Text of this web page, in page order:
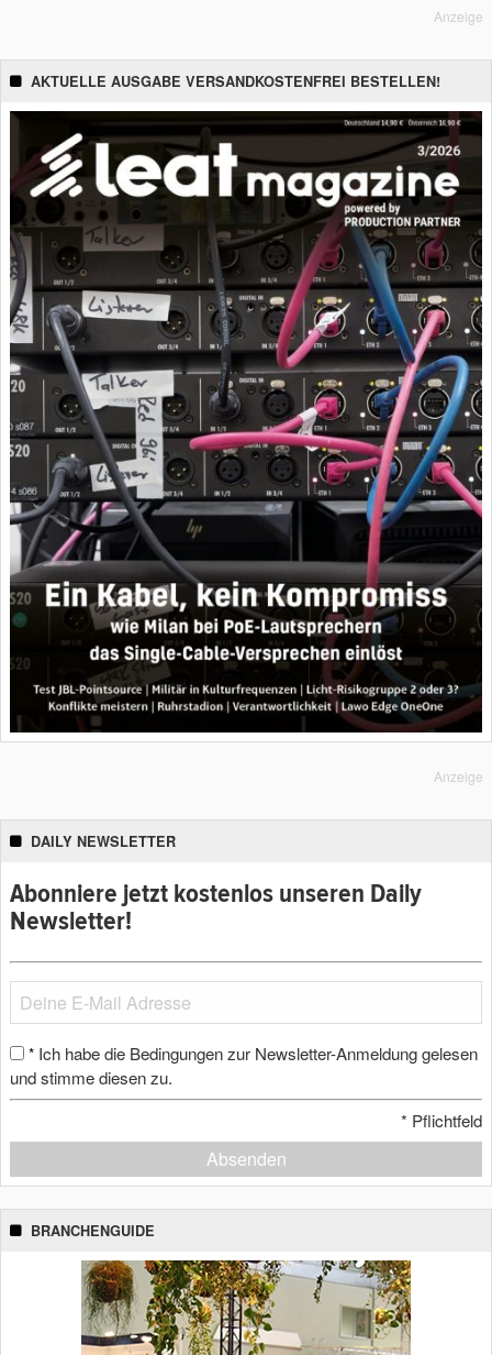
Anzeige
AKTUELLE AUSGABE VERSANDKOSTENFREI BESTELLEN!
Anzeige
DAILY NEWSLETTER
Abonniere jetzt kostenlos unseren Daily
Newsletter!
* Ich habe die Bedingungen zur Newsletter-Anmeldung gelesen
und stimme diesen zu.
* Pflichtfeld
Absenden
BRANCHENGUIDE